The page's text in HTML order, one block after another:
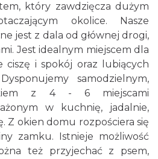
który zawdzięcza dużym
okolice. Nasze
jest z dala od głównej drogi,
Jest idealnym miejscem dla
ciszę i spokój oraz lubiących
samodzielnym,
z 4 - 6 miejscami
w kuchnię, jadalnie,
Z okien domu rozpościera się
zamku. Istnieje możliwość
też przyjechać z psem,